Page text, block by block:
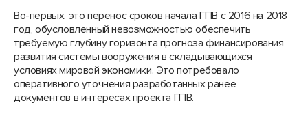
Во-первых, это перенос сроков начала ГПВ с 2016 на 2018
год, обусловленный невозможностью обеспечить
требуемую глубину горизонта прогноза финансирования
развития системы вооружения в складывающихся
условиях мировой экономики. Это потребовало
оперативного уточнения разработанных ранее
документов в интересах проекта ГПВ.